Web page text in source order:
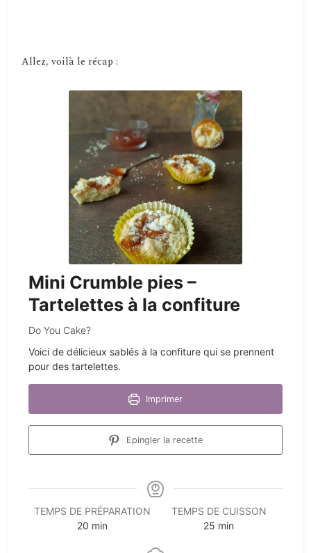
Allez, voilà le récap :
Mini Crumble pies –
Tartelettes à la confiture
Do You Cake?
Voici de délicieux sablés à la confiture qui se prennent
pour des tartelettes.
Imprimer
Epingler la recette
TEMPS DE PRÉPARATION
20minutes
min
TEMPS DE CUISSON
25 minutes
min